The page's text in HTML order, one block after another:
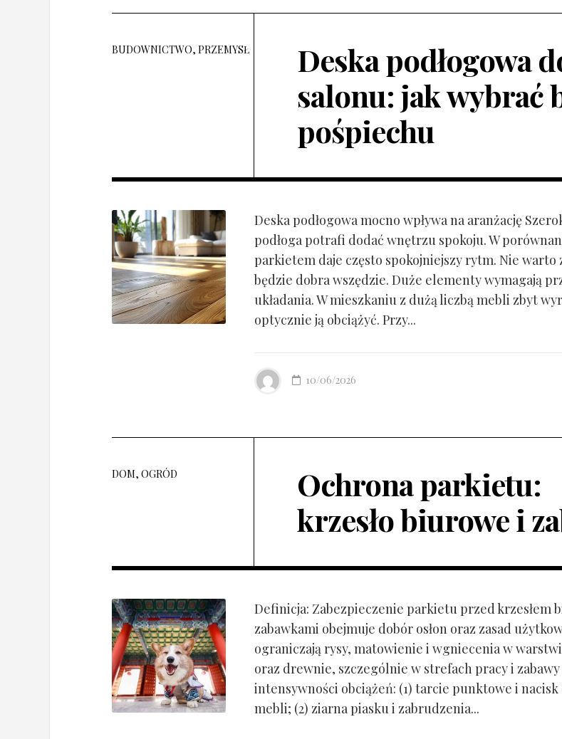
BUDOWNICTWO, PRZEMYSŁ
Deska podłogowa
salonu: jak wybrać
pośpiechu
Deska podłogowa mocno wpływa na aranżację
podłoga potrafi dodać wnętrzu spokoju. W
parkietem daje często spokojniejszy rytm. Nie warto
będzie dobra wszędzie. Duże elementy wymagają
układania. W mieszkaniu z dużą liczbą mebli zbyt
optycznie ją obciążyć. Przy...
10/06/2026
DOM, OGRÓD
Ochrona parkietu:
krzesło biurowe i
Definicja: Zabezpieczenie parkietu przed krzesłem
zabawkami obejmuje dobór osłon oraz zasad
ograniczają rysy, matowienie i wgniecenia w
oraz drewnie, szczególnie w strefach pracy i
intensywności obciążeń: (1) tarcie punktowe i nacisk
mebli; (2) ziarna piasku i zabrudzenia...